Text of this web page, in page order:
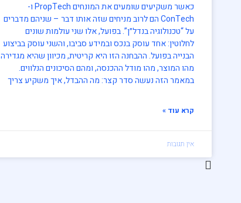
כאשר משקיעים שומעים את המונחים PropTech ו-
ConTech הם לרוב מניחים שזה אותו דבר – שניהם מדברים
על “טכנולוגיה בנדל״ן”. בפועל, אלו שני עולמות שונים
לחלוטין: אחד עוסק בנכס ובמידע סביבו, והשני עוסק בביצוע
הבנייה בפועל. ההבחנה הזו היא קריטית, מכיוון שהיא מגדירה
מהו המוצר, מהו מודל ההכנסה, ומהם הסיכונים הנלווים.
במאמר הזה נעשה סדר קצר: מה ההבדל, איך משקיע צריך
קרא עוד »
אין תגובות